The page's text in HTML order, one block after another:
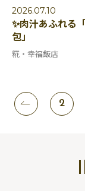
2026.07.10
✨肉汁あふれる
包」
糀・幸福飯店
2